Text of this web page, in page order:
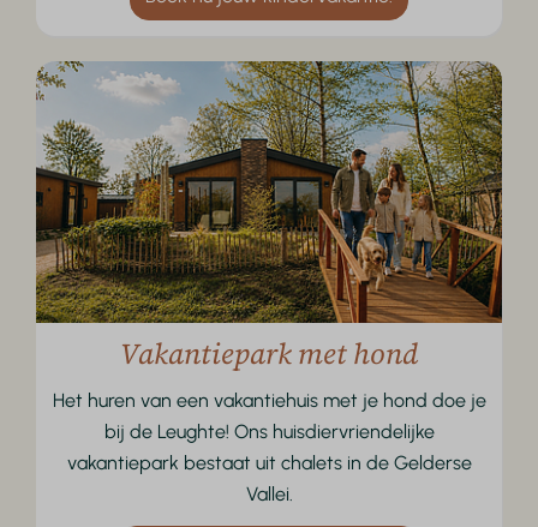
Vakantiepark met hond
Het huren van een vakantiehuis met je hond doe je
bij de Leughte! Ons huisdiervriendelijke
vakantiepark bestaat uit chalets in de Gelderse
Vallei.